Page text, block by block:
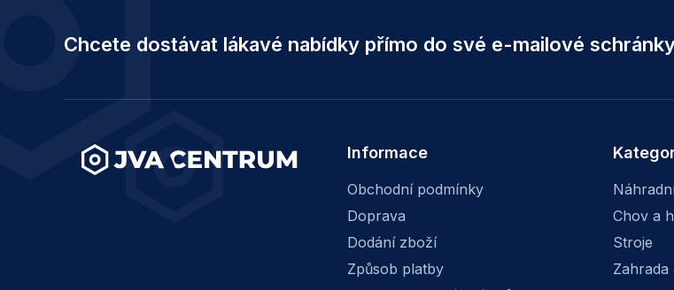
Chcete dostávat lákavé nabídky přímo do své e-mailové
Informace
Obchodní podmínky
Doprava
Dodání zboží
Způsob platby
Chov a
Stroje
Zahrada